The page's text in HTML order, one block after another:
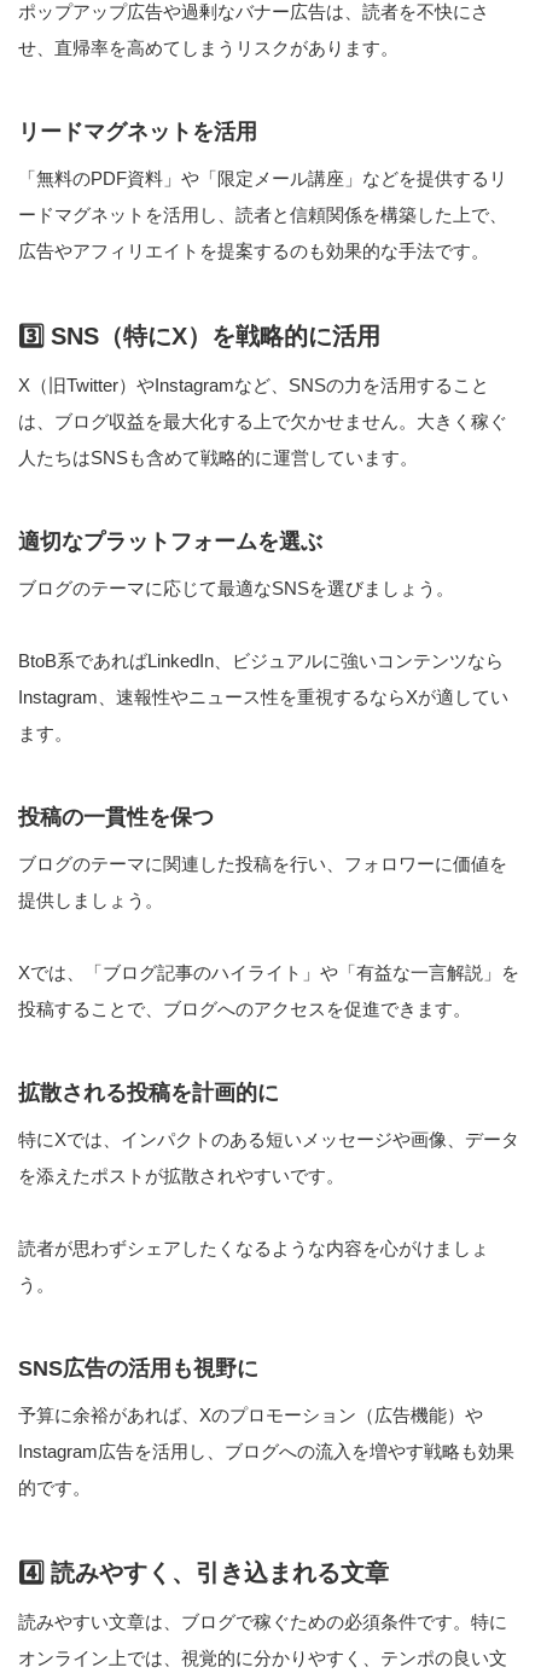
ポップアップ広告や過剰なバナー広告は、読者を不快にさ
せ、直帰率を高めてしまうリスクがあります。
リードマグネットを活用
「無料のPDF資料」や「限定メール講座」などを提供するリ
ードマグネットを活用し、読者と信頼関係を構築した上で、
広告やアフィリエイトを提案するのも効果的な手法です​​。
3️⃣ SNS（特にX）を戦略的に活用
X（旧Twitter）やInstagramなど、SNSの力を活用すること
は、ブログ収益を最大化する上で欠かせません。大きく稼ぐ
人たちはSNSも含めて戦略的に運営しています。
適切なプラットフォームを選ぶ
ブログのテーマに応じて最適なSNSを選びましょう。
BtoB系であればLinkedIn、ビジュアルに強いコンテンツなら
Instagram、速報性やニュース性を重視するならXが適してい
ます。
投稿の一貫性を保つ
ブログのテーマに関連した投稿を行い、フォロワーに価値を
提供しましょう。
Xでは、「ブログ記事のハイライト」や「有益な一言解説」を
投稿することで、ブログへのアクセスを促進できます。
拡散される投稿を計画的に
特にXでは、インパクトのある短いメッセージや画像、データ
を添えたポストが拡散されやすいです。
読者が思わずシェアしたくなるような内容を心がけましょ
う。
SNS広告の活用も視野に
予算に余裕があれば、Xのプロモーション（広告機能）や
Instagram広告を活用し、ブログへの流入を増やす戦略も効果
的です。
4️⃣ 読みやすく、引き込まれる文章
読みやすい文章は、ブログで稼ぐための必須条件です。特に
オンライン上では、視覚的に分かりやすく、テンポの良い文